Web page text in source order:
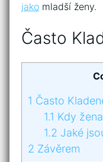
jako mladší ženy.
Často
1 Často
1.1 Kdy
1.2 Jaké
2 Závěrem